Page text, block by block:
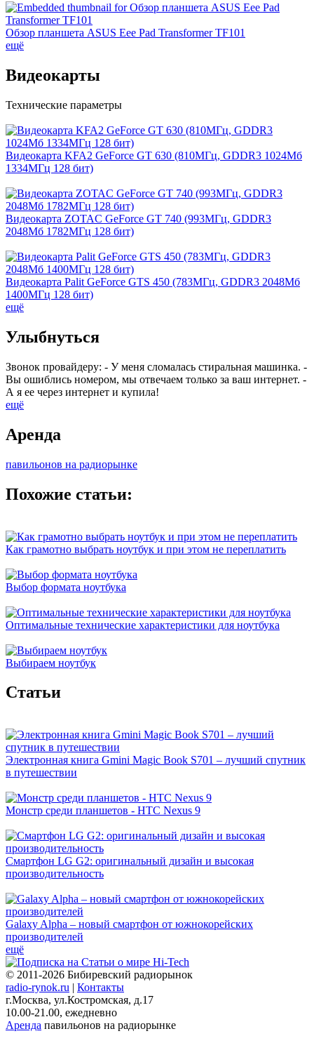
Обзор планшета ASUS Eee Pad Transformer TF101
ещё
Видеокарты
Технические параметры
Видеокарта KFA2 GeForce GT 630 (810МГц, GDDR3 1024Мб
1334МГц 128 бит)
Видеокарта ZOTAC GeForce GT 740 (993МГц, GDDR3
2048Мб 1782МГц 128 бит)
Видеокарта Palit GeForce GTS 450 (783МГц, GDDR3 2048Мб
1400МГц 128 бит)
ещё
Улыбнуться
Звонок провайдеру: - У меня сломалась стиральная машинка. -
Вы ошиблись номером, мы отвечаем только за ваш интернет. -
А я ее через интернет и купила!
ещё
Аренда
павильонов на радиорынке
Похожие статьи:
Как грамотно выбрать ноутбук и при этом не переплатить
Выбор формата ноутбука
Оптимальные технические характеристики для ноутбука
Выбираем ноутбук
Cтатьи
Электронная книга Gmini Magic Book S701 – лучший спутник
в путешествии
Монстр среди планшетов - HTC Nexus 9
Смартфон LG G2: оригинальный дизайн и высокая
производительность
Galaxy Alpha – новый смартфон от южнокорейских
производителей
ещё
© 2011-2026 Бибиревский радиорынок
radio-rynok.ru | Контакты
г.Москва, ул.Костромская, д.17
10.00-21.00, ежедневно
Аренда павильонов на радиорынке